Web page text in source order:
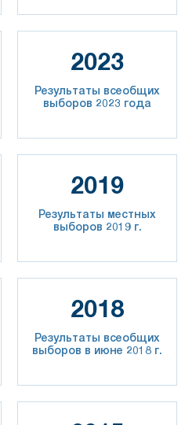
2023
Результаты всеобщих
выборов 2023 года
2019
Результаты местных
выборов 2019 г.
2018
Результаты всеобщих
выборов в июне 2018 г.